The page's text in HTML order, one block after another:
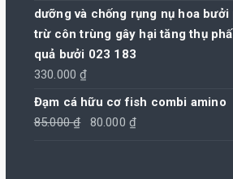
từ
dưỡng và chống rụng nụ hoa bưởi
trừ côn trùng gây hại tăng thụ
quả bưởi 023 183
330.000₫
Đạm cá hữu cơ fish combi amino
85.000₫
Giá
80.000 ₫